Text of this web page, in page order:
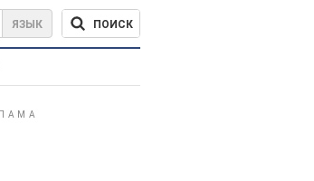
ЯЗЫК ПОИСК